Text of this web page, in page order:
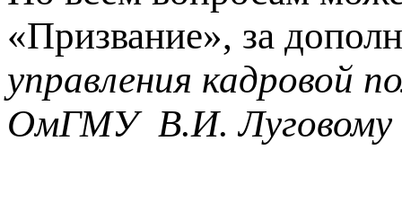
«Призвание», за
управления кадровой
ОмГМУ В.И. Луговому